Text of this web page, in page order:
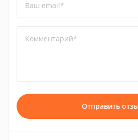
Ваш email*
Комментарий*
Отправить